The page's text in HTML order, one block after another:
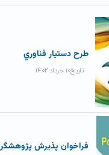
طرح دستيار فناوري
تاریخ۱۰ خرداد ۱۴۰۲
فراخوان پذيرش